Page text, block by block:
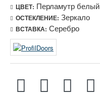
ЦВЕТ: Перламутр белый
ОСТЕКЛЕНИЕ: Зеркало
ВСТАВКА: Серебро